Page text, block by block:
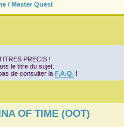
/ Master Quest
PRECIS !
le titre du sujet.
de consulter la F.A.Q. !
OF TIME (OOT)